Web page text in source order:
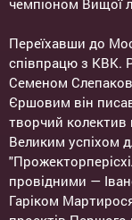
чемпіоном Вищої
Переїхавши до
співпрацю з КВК.
Семеном
Єршовим він
творчий колектив
Великим успіхом
провідними —
Гаріком